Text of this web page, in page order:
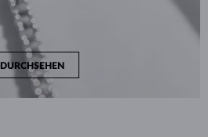
DURCHSEHEN